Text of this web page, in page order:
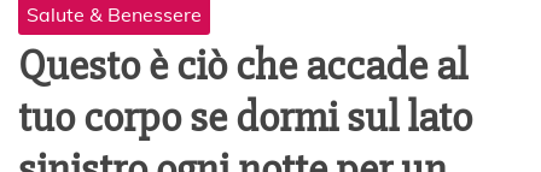
Salute & Benessere
Questo è ciò che accade al
tuo corpo se dormi sul lato